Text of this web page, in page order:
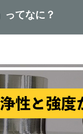
ってなに？